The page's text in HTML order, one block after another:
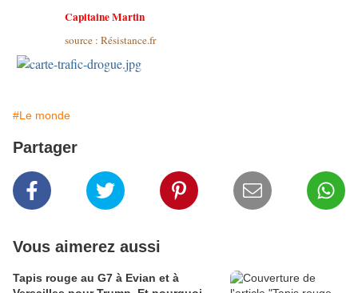
Capitaine Martin
source : Résistance.fr
#Le monde
Partager
Vous aimerez aussi
Tapis rouge au G7 à Evian et à